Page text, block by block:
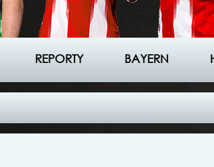
REPORTY BAYERN